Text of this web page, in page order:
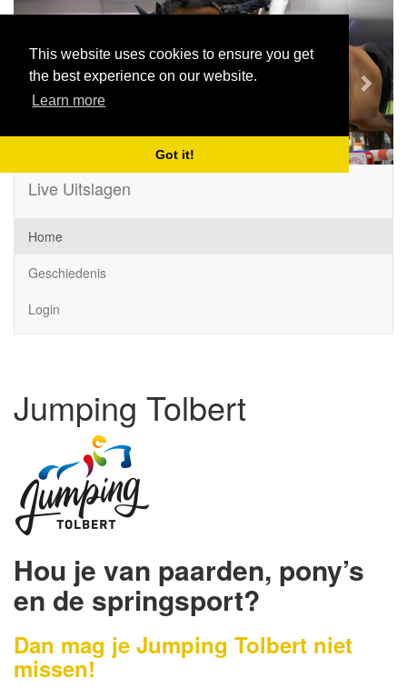
This website uses cookies to ensure you get
the best experience on our website.
Learn more
Got it!
Previous Next
Live Uitslagen
Home
Geschiedenis
Login
Jumping Tolbert
Hou je van paarden, pony’s
en de springsport?
Dan mag je Jumping Tolbert niet
missen!